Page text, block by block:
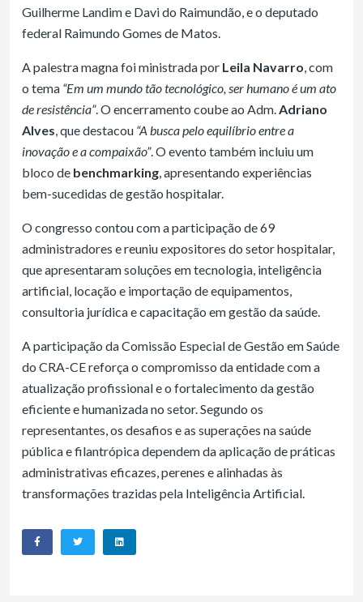
Guilherme Landim e Davi do Raimundão, e o deputado
federal Raimundo Gomes de Matos.
A palestra magna foi ministrada por Leila Navarro, com
o tema “Em um mundo tão tecnológico, ser humano é um ato
de resistência”. O encerramento coube ao Adm.Adriano
Alves, que destacou “A busca pelo equilíbrio entre a
inovação e a compaixão”. O evento também incluiu um
bloco de benchmarking, apresentando experiências
bem-sucedidas de gestão hospitalar.
O congresso contou com a participação de 69
administradores e reuniu expositores do setor hospitalar,
que apresentaram soluções em tecnologia, inteligência
artificial, locação e importação de equipamentos,
consultoria jurídica e capacitação em gestão da saúde.
A participação da Comissão Especial de Gestão em Saúde
do CRA-CE reforça o compromisso da entidade com a
atualização profissional e o fortalecimento da gestão
eficiente e humanizada no setor. Segundo os
representantes, os desafios e as superações na saúde
pública e filantrópica dependem da aplicação de práticas
administrativas eficazes, perenes e alinhadas às
transformações trazidas pela Inteligência Artificial.